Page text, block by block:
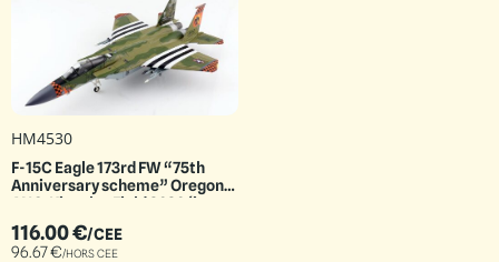
HM4530
F-15C Eagle 173rd FW “75th
Anniversary scheme” Oregon
ANG, Kingsley Field 2020 (in
memorial of David R. Kingsley)
116.00€/CEE
96.67€/HORS CEE